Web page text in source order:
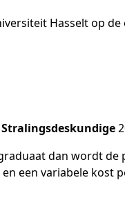
Hasselt op
dan wordt
een variabele kost